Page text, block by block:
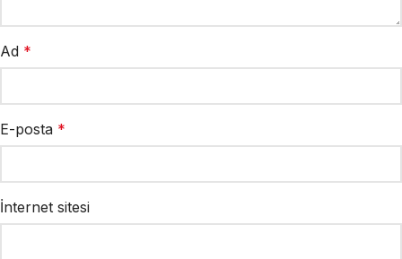
Ad *
E-posta *
İnternet sitesi